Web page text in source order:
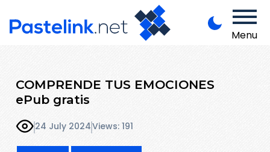
Menu
COMPRENDE TUS EMOCIONES
ePub gratis
24 July 2024Views: 191